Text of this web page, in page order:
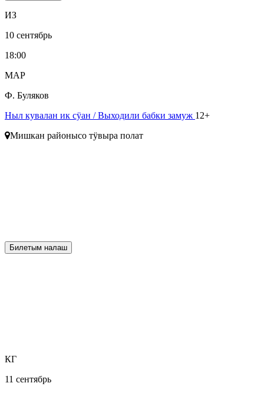
ИЗ
10 сентябрь
18:00
МАР
Ф. Буляков
Ныл кувалан ик сӱан / Выходили бабки замуж 12+
Мишкан районысо тӱвыра полат
Билетым налаш
КГ
11 сентябрь